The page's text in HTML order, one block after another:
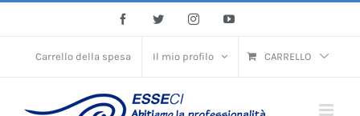
content
FacebookTwitter InstagramYouTube
Carrello della spesa Il mio profilo CARRELLO